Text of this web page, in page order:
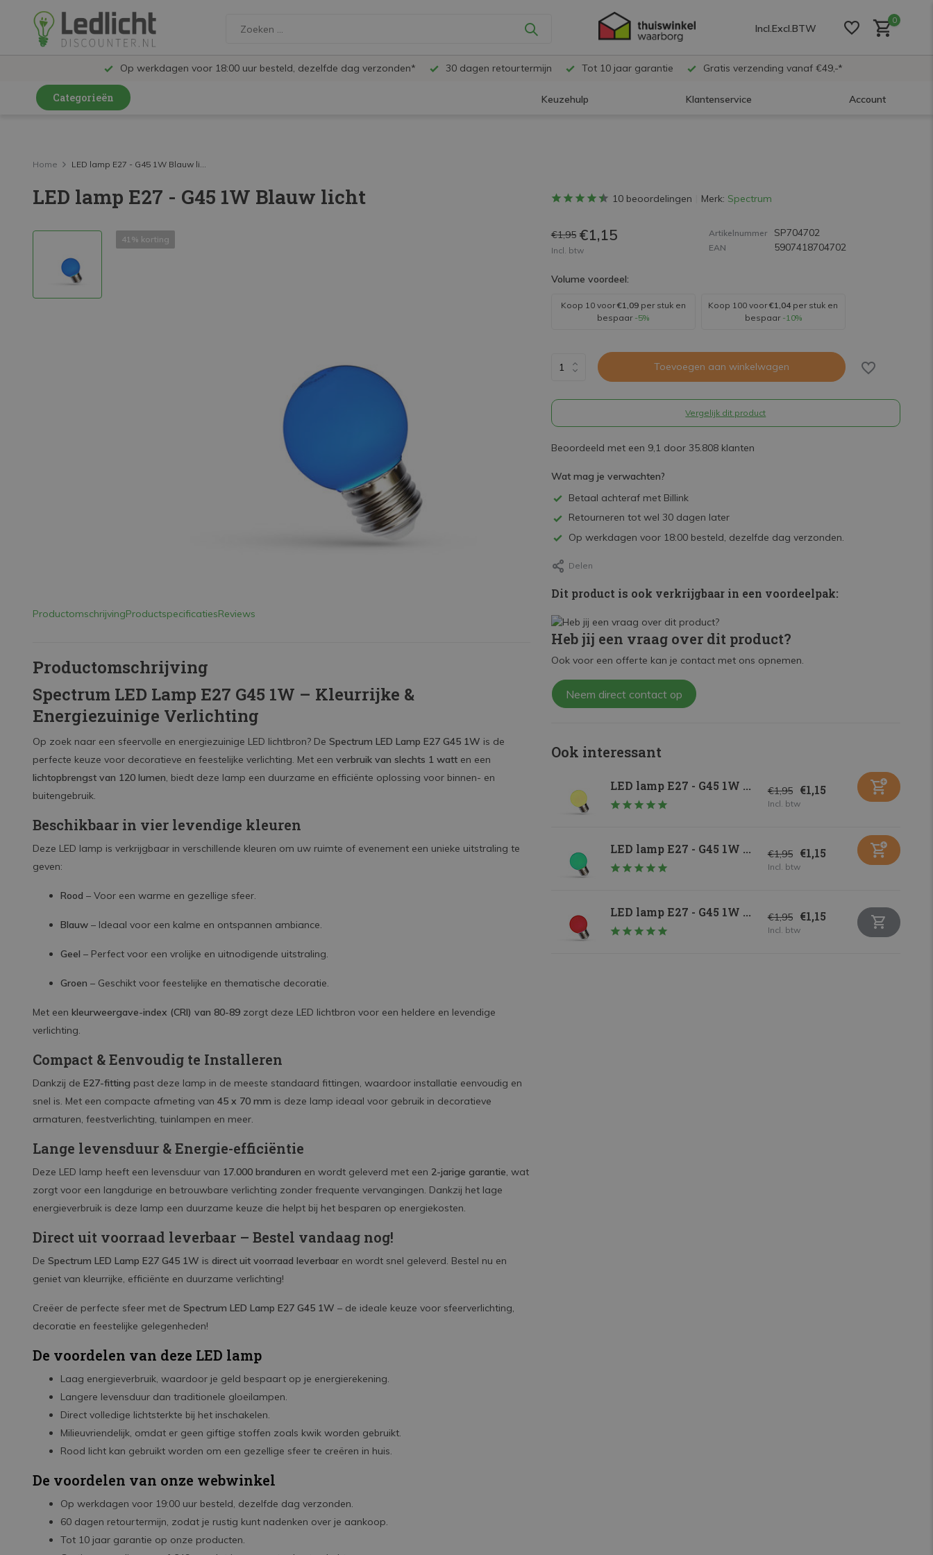
Incl.Excl.BTW
0
Op werkdagen voor 18:00 uur besteld, dezelfde dag verzonden* 30 dagen retourtermijn Tot 10 jaar garantie Gratis verzending vanaf €49,-*
Categorieën Keuzehulp Klantenservice Account
LED Railspots
LED Panelen
LED Plafondlampen en Wandlampen
LED Schijnwerpers
Home LED lamp E27 - G45 1W Blauw li...
LED lamp E27 - G45 1W Blauw licht
41% korting
ProductomschrijvingProductspecificatiesReviews
Productomschrijving
Spectrum LED Lamp E27 G45 1W – Kleurrijke &
Energiezuinige Verlichting
Op zoek naar een sfeervolle en energiezuinige LED lichtbron? De Spectrum LED Lamp E27 G45 1W is de
perfecte keuze voor decoratieve en feestelijke verlichting. Met een verbruik van slechts 1 watt en een
lichtopbrengst van 120 lumen, biedt deze lamp een duurzame en efficiënte oplossing voor binnen- en
buitengebruik.
Beschikbaar in vier levendige kleuren
Deze LED lamp is verkrijgbaar in verschillende kleuren om uw ruimte of evenement een unieke uitstraling te
geven:
Rood – Voor een warme en gezellige sfeer.
Blauw – Ideaal voor een kalme en ontspannen ambiance.
Geel – Perfect voor een vrolijke en uitnodigende uitstraling.
Groen – Geschikt voor feestelijke en thematische decoratie.
Met een kleurweergave-index (CRI) van 80-89 zorgt deze LED lichtbron voor een heldere en levendige
verlichting.
Compact & Eenvoudig te Installeren
Dankzij de E27-fitting past deze lamp in de meeste standaard fittingen, waardoor installatie eenvoudig en
snel is. Met een compacte afmeting van 45 x 70 mm is deze lamp ideaal voor gebruik in decoratieve
armaturen, feestverlichting, tuinlampen en meer.
Lange levensduur & Energie-efficiëntie
Deze LED lamp heeft een levensduur van 17.000 branduren en wordt geleverd met een 2-jarige garantie, wat
zorgt voor een langdurige en betrouwbare verlichting zonder frequente vervangingen. Dankzij het lage
energieverbruik is deze lamp een duurzame keuze die helpt bij het besparen op energiekosten.
Direct uit voorraad leverbaar – Bestel vandaag nog!
De Spectrum LED Lamp E27 G45 1W is direct uit voorraad leverbaar en wordt snel geleverd. Bestel nu en
geniet van kleurrijke, efficiënte en duurzame verlichting!
Creëer de perfecte sfeer met de Spectrum LED Lamp E27 G45 1W – de ideale keuze voor sfeerverlichting,
decoratie en feestelijke gelegenheden!
De voordelen van deze LED lamp
Laag energieverbruik, waardoor je geld bespaart op je energierekening.
Langere levensduur dan traditionele gloeilampen.
Direct volledige lichtsterkte bij het inschakelen.
Milieuvriendelijk, omdat er geen giftige stoffen zoals kwik worden gebruikt.
Rood licht kan gebruikt worden om een gezellige sfeer te creëren in huis.
De voordelen van onze webwinkel
Op werkdagen voor 19:00 uur besteld, dezelfde dag verzonden.
60 dagen retourtermijn, zodat je rustig kunt nadenken over je aankoop.
Tot 10 jaar garantie op onze producten.
10 beoordelingen Merk: Spectrum
€1,95 €1,15
Incl. btw
Artikelnummer SP704702
EAN 5907418704702
Volume voordeel:
Koop 10 voor€1,09per stuk en
bespaar -5%
Koop 100 voor€1,04per stuk en
bespaar -10%
Toevoegen aan winkelwagen
Vergelijk dit product
Beoordeeld met een 9,1 door 35.808 klanten
Wat mag je verwachten?
Betaal achteraf met Billink
Retourneren tot wel 30 dagen later
Op werkdagen voor 18:00 besteld, dezelfde dag verzonden.
Delen
Dit product is ook verkrijgbaar in een voordeelpak:
Heb jij een vraag over dit product?
Ook voor een offerte kan je contact met ons opnemen.
Neem direct contact op
Ook interessant
LED lamp E27 - G45 1W ... €1,95 €1,15
Incl. btw
LED lamp E27 - G45 1W ... €1,95 €1,15
Incl. btw
LED lamp E27 - G45 1W ... €1,95 €1,15
Incl. btw